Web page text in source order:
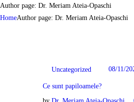
Author page: Dr. Meriam Ateia-Opaschi
HomeAuthor page: Dr. Meriam Ateia-Opaschi
Uncategorized 08/11/
Ce sunt papiloamele?